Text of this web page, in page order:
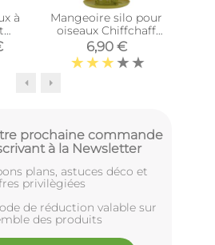
à
Mangeoire silo pour
oiseaux Chiffchaff
(Pour graines +
plateau + perchoir)
6,90 €
prochaine commande
à la Newsletter
plans, astuces déco et
privilègiées
de réduction valable sur
des produits